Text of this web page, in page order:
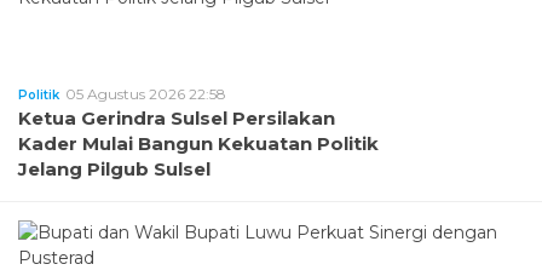
Politik 05 Agustus 2026 22:58
Ketua Gerindra Sulsel Persilakan
Kader Mulai Bangun Kekuatan Politik
Jelang Pilgub Sulsel